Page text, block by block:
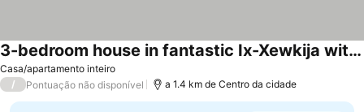
Casa/apartamento inteiro
3-bedroom house in fantastic Ix-Xewkija with Roof Terrace and Spa Pool Star view
/ Pontuação não disponível a 1.4 km de Centro da cidade